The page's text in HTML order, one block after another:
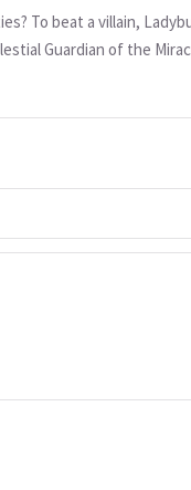
nine superheroes, when all she
Guardian of the
a way to tell Su-